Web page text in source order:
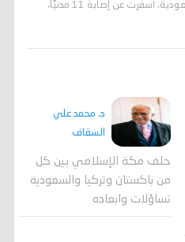
الحوثي على منطقة نجران في السعودية، أسفرت عن إصابة 11 مدنيًا،
د. محمد علي
السقاف
حلف مكة الإسلامي بين كل
من باكستان وتركيا والسعودية
تساؤلات وابعاده